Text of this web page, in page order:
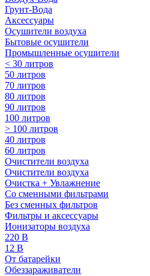
Грунт-Вода
Аксессуары
Осушители воздуха
Бытовые осушители
Промышленные осушители
< 30 литров
50 литров
70 литров
80 литров
90 литров
100 литров
> 100 литров
40 литров
60 литров
Очистители воздуха
Очистители воздуха
Очистка + Увлажнение
Cо сменными фильтрами
Без сменных фильтров
Фильтры и аксессуары
Ионизаторы воздуха
220 В
12 В
От батарейки
Обеззараживатели